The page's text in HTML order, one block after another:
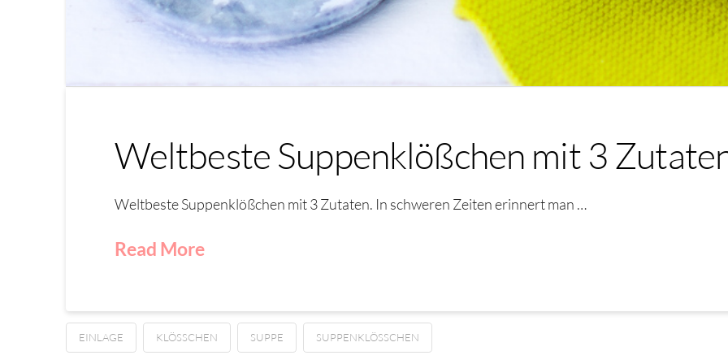
Weltbeste Suppenklößchen mit 3
Weltbeste Suppenklößchen mit 3 Zutaten. In schweren Zeiten erinnert man …
Read More
EINLAGE KLÖSSCHEN SUPPE SUPPENKLÖSSCHEN